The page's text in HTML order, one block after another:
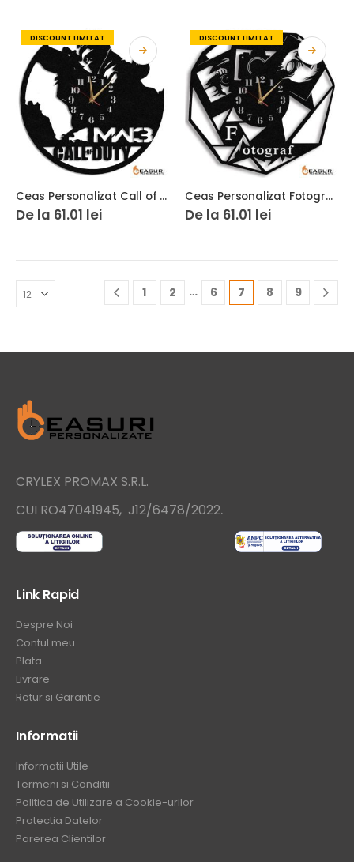
DISCOUNT LIMITAT
Ceas Personalizat Call of Duty MW3 01
De la 61.01 lei
DISCOUNT LIMITAT
Ceas Personalizat Fotograf 01
De la 61.01 lei
1 2 … 6 7 8 9
CRYLEX PROMAX S.R.L.
CUI RO47041945, J12/6478/2022.
Link Rapid
Despre Noi
Contul meu
Plata
Livrare
Retur si Garantie
Informatii
Informatii Utile
Termeni si Conditii
Politica de Utilizare a Cookie-urilor
Protectia Datelor
Parerea Clientilor